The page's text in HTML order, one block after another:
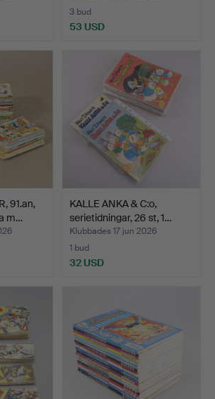
3 bud
53 USD
91.an,
m…
KALLE ANKA & C:o,
serietidningar, 26 st, 1…
Klubbades 17 jun 2026
1 bud
32 USD